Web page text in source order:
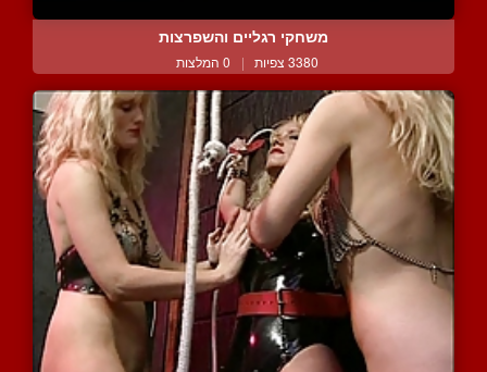
משחקי רגליים והשפרצות
3380 צפיות | 0 המלצות